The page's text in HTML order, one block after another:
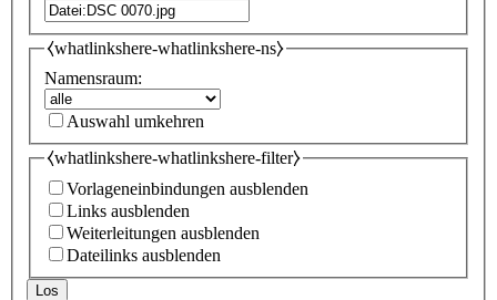
⧼whatlinkshere-whatlinkshere-ns⧽
Namensraum:
Auswahl umkehren
⧼whatlinkshere-whatlinkshere-filter⧽
Vorlageneinbindungen ausblenden
Links ausblenden
Weiterleitungen ausblenden
Dateilinks ausblenden
Los